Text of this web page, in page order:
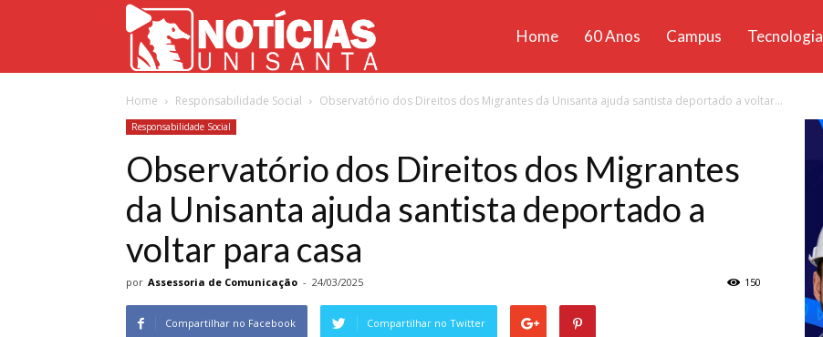
Unisanta
Home 60 Anos Campus Tecnologia
Home Responsabilidade Social Observatório dos Direitos dos Migrantes da Unisanta ajuda santista deportado a voltar...
Responsabilidade Social
Observatório dos Direitos dos Migrantes
da Unisanta ajuda santista deportado a
voltar para casa
por Assessoria de Comunicação - 24/03/2025 150
Compartilhar no Facebook Compartilhar no Twitter